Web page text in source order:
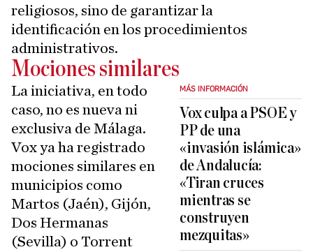
religiosos, sino de garantizar la
identificación en los procedimientos
administrativos.
Mociones similares
MÁS INFORMACIÓN
Vox culpa a PSOE y
PP de una
«invasión islámica»
de Andalucía:
«Tiran cruces
mientras se
construyen
mezquitas»
La iniciativa, en todo
caso, no es nueva ni
exclusiva de Málaga.
Vox ya ha registrado
mociones similares en
municipios como
Martos (Jaén), Gijón,
Dos Hermanas
(Sevilla) o Torrent